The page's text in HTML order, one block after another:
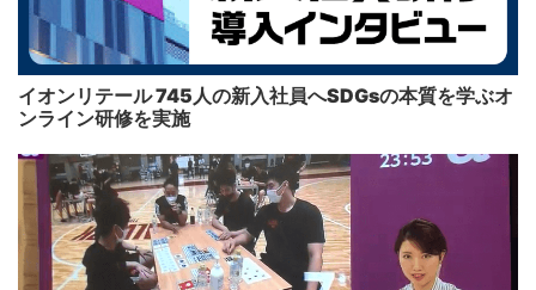
イオンリテール 745人の新入社員へSDGsの本質を学ぶオ
ンライン研修を実施